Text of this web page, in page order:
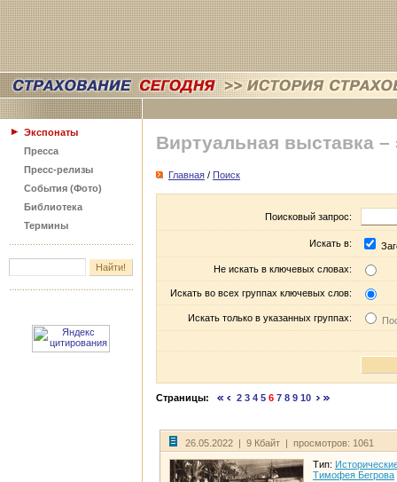
Экспонаты
Пресса
Пресс-релизы
События (Фото)
Библиотека
Термины
Виртуальная выставка –
Главная / Поиск
Поисковый запрос:
Искать в:
Не искать в ключевых словах:
Искать во всех группах ключевых слов:
Искать только в указанных группах:
Страницы: 2 3 4 5 6 7 8 9 10
26.05.2022 | 9 Кбайт | просмотров: 1061
Тип:
Тимофея Бегрова